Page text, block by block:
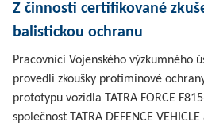
Z činnosti certifikované
balistickou ochranu
Pracovníci Vojenského výzkumného
provedli zkoušky protiminové
prototypu vozidla TATRA FORCE
společnost TATRA DEFENCE